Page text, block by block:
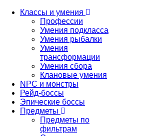
Классы и умения
Профессии
Умения подкласса
Умения рыбалки
Умения
трансформации
Умения сбора
Клановые умения
NPC и монстры
Рейд-боссы
Эпические боссы
Предметы
Предметы по
фильтрам